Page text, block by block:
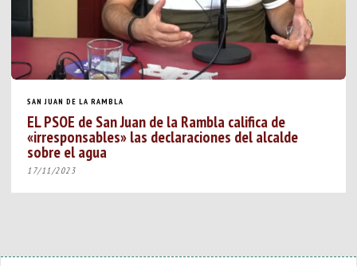
SAN JUAN DE LA RAMBLA
EL PSOE de San Juan de la Rambla califica de
«irresponsables» las declaraciones del alcalde
sobre el agua
17/11/2023